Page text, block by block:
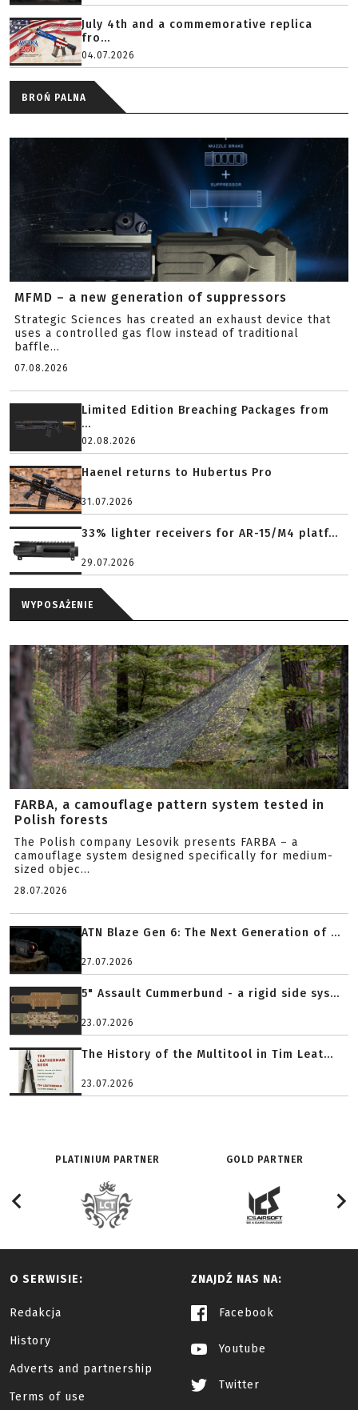
July 4th and a commemorative replica
fro...
04.07.2026
BROŃ PALNA
MFMD – a new generation of suppressors
Strategic Sciences has created an exhaust device that
uses a controlled gas flow instead of traditional
baffle...
07.08.2026
Limited Edition Breaching Packages from
...
02.08.2026
Haenel returns to Hubertus Pro
31.07.2026
33% lighter receivers for AR-15/M4 platf...
29.07.2026
WYPOSAŻENIE
FARBA, a camouflage pattern system tested in
Polish forests
The Polish company Lesovik presents FARBA – a
camouflage system designed specifically for medium-
sized objec...
28.07.2026
ATN Blaze Gen 6: The Next Generation of ...
27.07.2026
5" Assault Cummerbund - a rigid side sys...
23.07.2026
The History of the Multitool in Tim Leat...
23.07.2026
PLATINIUM PARTNER GOLD PARTNER
O SERWISIE:
Redakcja
History
Adverts and partnership
Terms of use
ZNAJDŹ NAS NA:
Facebook
Youtube
Twitter